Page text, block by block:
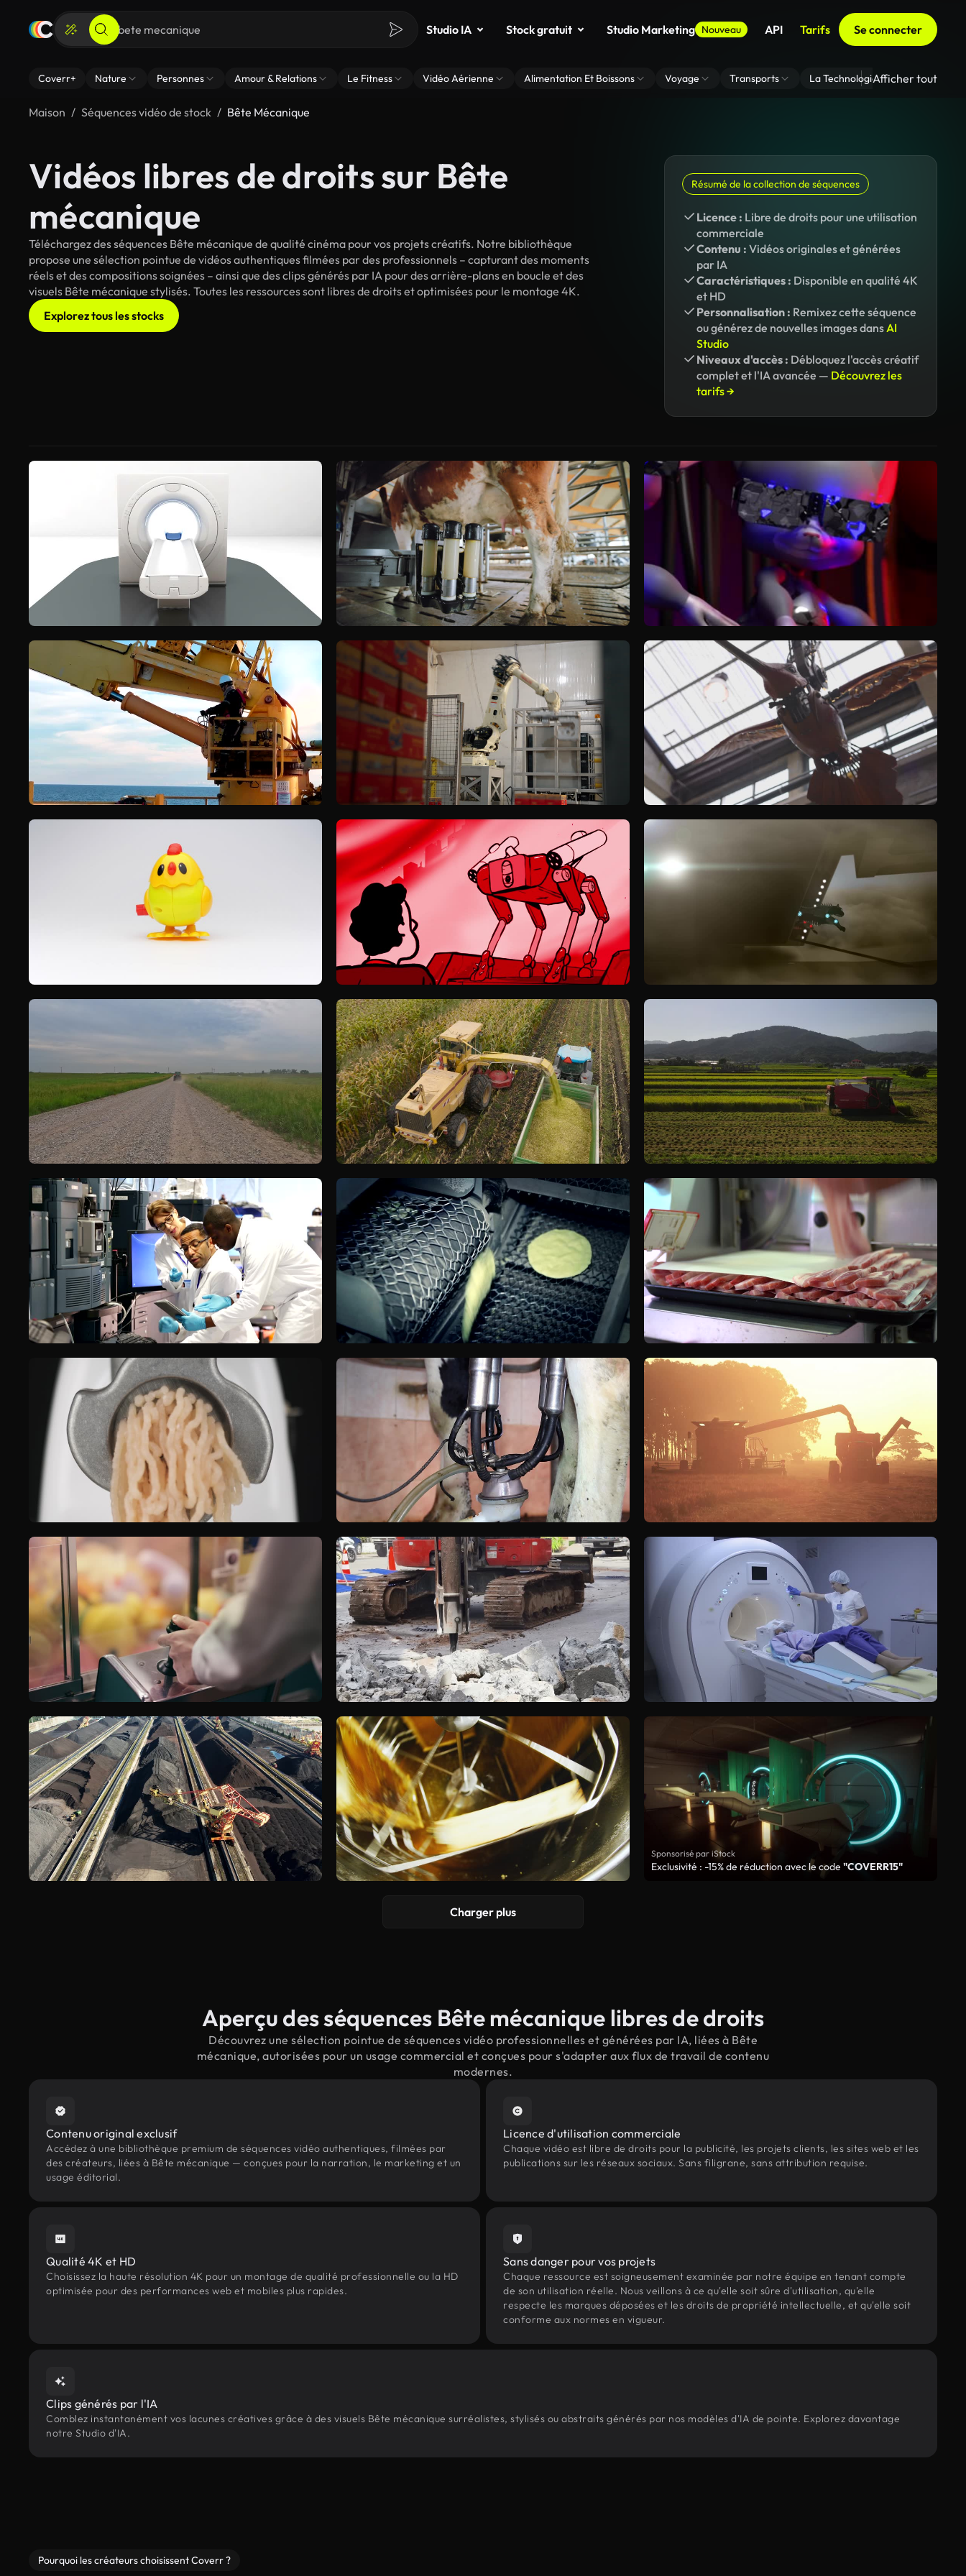
Studio IA Stock gratuit Studio Marketing Nouveau API Tarifs Se connecter
Coverr+ Nature Personnes Amour & Relations Le Fitness Vidéo Aérienne Alimentation Et Boissons Voyage Transports La Technologie Zoom En
Afficher tout
Maison Séquences vidéo de stock Bête Mécanique
Vidéos libres de droits sur Bête
mécanique
Téléchargez des séquences Bête mécanique de qualité cinéma pour vos projets créatifs. Notre bibliothèque
propose une sélection pointue de vidéos authentiques filmées par des professionnels – capturant des moments
réels et des compositions soignées – ainsi que des clips générés par IA pour des arrière-plans en boucle et des
visuels Bête mécanique stylisés. Toutes les ressources sont libres de droits et optimisées pour le montage 4K.
Explorez tous les stocks
Résumé de la collection de séquences
Licence : Libre de droits pour une utilisation
commerciale
Contenu : Vidéos originales et générées
par IA
Caractéristiques : Disponible en qualité 4K
et HD
Personnalisation : Remixez cette séquence
ou générez de nouvelles images dansAI
Studio
Niveaux d'accès : Débloquez l'accès créatif
complet et l'IA avancée — Découvrez les
tarifs →
Sponsorisé par iStock
Exclusivité : -15% de réduction avec le code "COVERR15"
Charger plus
Aperçu des séquences Bête mécanique libres de droits
Découvrez une sélection pointue de séquences vidéo professionnelles et générées par IA, liées à Bête
mécanique, autorisées pour un usage commercial et conçues pour s'adapter aux flux de travail de contenu
modernes.
Contenu original exclusif
Accédez à une bibliothèque premium de séquences vidéo authentiques, filmées par
des créateurs, liées à Bête mécanique — conçues pour la narration, le marketing et un
usage éditorial.
Licence d'utilisation commerciale
Chaque vidéo est libre de droits pour la publicité, les projets clients, les sites web et les
publications sur les réseaux sociaux. Sans filigrane, sans attribution requise.
Qualité 4K et HD
Choisissez la haute résolution 4K pour un montage de qualité professionnelle ou la HD
optimisée pour des performances web et mobiles plus rapides.
Sans danger pour vos projets
Chaque ressource est soigneusement examinée par notre équipe en tenant compte
de son utilisation réelle. Nous veillons à ce qu'elle soit sûre d'utilisation, qu'elle
respecte les marques déposées et les droits de propriété intellectuelle, et qu'elle soit
conforme aux normes en vigueur.
Clips générés par l'IA
Comblez instantanément vos lacunes créatives grâce à des visuels Bête mécanique surréalistes, stylisés ou abstraits générés par nos modèles d'IA de pointe. Explorez davantage
notre Studio d'IA.
Pourquoi les créateurs choisissent Coverr ?